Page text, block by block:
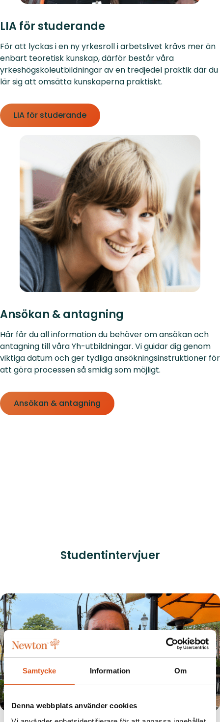
Samtycke Information Om
Denna webbplats använder cookies
LIA för studerande
För att lyckas i en ny yrkesroll i arbetslivet krävs mer än
enbart teoretisk kunskap, därför består våra
yrkeshögskoleutbildningar av en tredjedel praktik där du
lär sig att omsätta kunskaperna praktiskt.
LIA för studerande
Ansökan & antagning
Här får du all information du behöver om ansökan och
antagning till våra Yh-utbildningar. Vi guidar dig genom
viktiga datum och ger tydliga ansökningsinstruktioner för
att göra processen så smidig som möjligt.
Ansökan & antagning
Studentintervjuer
Efter 25 år i arbetslivet var det dags igen